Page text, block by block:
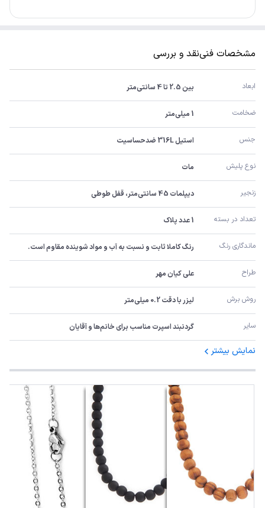
مشخصات فنینقد و بررسی
ابعاد بین 2.5 تا 4 سانتی‌متر
ضخامت 1 میلی‌متر
جنس استیل 316L ضدحساسیت
نوع پلیش مات
زنجیر دیپلمات 45 سانتی‌متر، قفل طوطی
تعداد در بسته 1 عدد پلاک
ماندگاری رنگ رنگ کاملا ثابت و نسبت به آب و مواد شوینده مقاوم است.
طراح علی کیان مهر
روش برش لیزر با دقت 0.2 میلی‌متر
سایر گردنبند اسپرت مناسب برای خانم‌ها و آقایان
نمایش بیشتر